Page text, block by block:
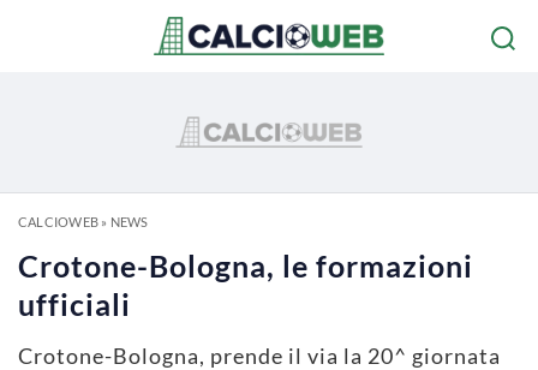
CALCIOWEB» NEWS
Crotone-Bologna, le formazioni
ufficiali
Crotone-Bologna, prende il via la 20^ giornata